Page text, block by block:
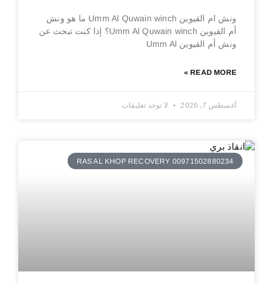
ونش ام القيوين Umm Al Quwain winch ما هو ونش
أم القيوين Umm Al Quwain winch؟ إذا كنت تبحث عن
ونش أم القيوين Umm Al
READ MORE »
أغسطس 7, 2026 لا توجد تعليقات
RAS AL KHOP RECOVERY 00971502880234